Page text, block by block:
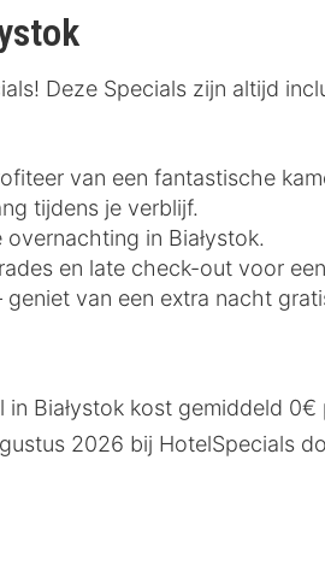
Deze Specials zijn altijd
van een fantastische
tijdens je verblijf.
in Białystok.
en late check-out voor
van een extra nacht
Białystok kost gemiddeld
2026 bij HotelSpecials